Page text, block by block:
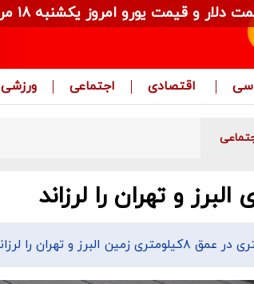
اقتصادی اجتماعی ورزشی
دلار و قیمت یورو امروز یکشنبه ۱۸ مرداد ۱۴۰۵ + جدول